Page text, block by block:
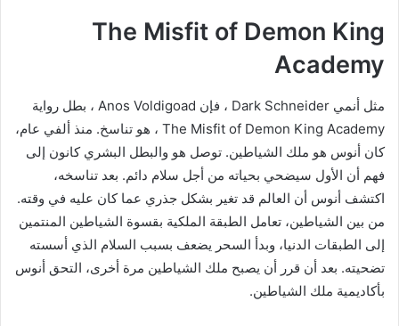
The Misfit of Demon King
Academy
مثل أنمي Dark Schneider ، فإن Anos Voldigoad ، بطل رواية
The Misfit of Demon King Academy ، هو تناسخ. منذ ألفي عام،
كان أنوس هو ملك الشياطين. توصل هو والبطل البشري كانون إلى
فهم أن الأول سيضحي بحياته من أجل سلام دائم. بعد تناسخه،
اكتشف أنوس أن العالم قد تغير بشكل جذري عما كان عليه في وقته.
من بين الشياطين، تعامل الطبقة الملكية بقسوة الشياطين المنتمين
إلى الطبقات الدنيا، وبدأ السحر يضعف بسبب السلام الذي أسسته
تضحيته. بعد أن قرر أن يصبح ملك الشياطين مرة أخرى، التحق أنوس
بأكاديمية ملك الشياطين.